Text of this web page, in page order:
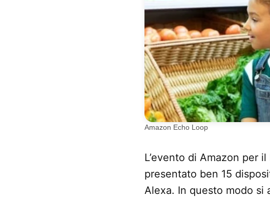
Amazon Echo Loop
L’evento di Amazon per
presentato ben 15
Alexa. In questo modo si